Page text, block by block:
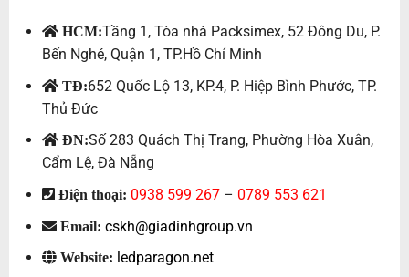
HCM:Tầng 1, Tòa nhà Packsimex, 52 Đông Du, P.
Bến Nghé, Quận 1, TP.Hồ Chí Minh
TĐ:652 Quốc Lộ 13, KP.4, P. Hiệp Bình Phước, TP.
Thủ Đức
ĐN:Số 283 Quách Thị Trang, Phường Hòa Xuân,
Cẩm Lệ, Đà Nẵng
Điện thoại: 0938 599 267– 0789 553 621
Email: cskh@giadinhgroup.vn
Website: ledparagon.net